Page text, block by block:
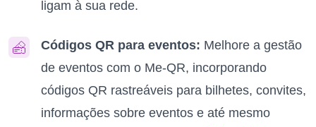
ligam à sua rede.
Códigos QR para eventos: Melhore a gestão
de eventos com o Me-QR, incorporando
códigos QR rastreáveis para bilhetes, convites,
informações sobre eventos e até mesmo